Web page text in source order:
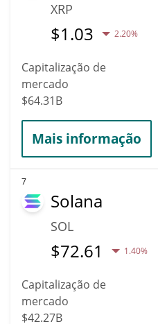
XRP
$1.03 2.20%
Capitalização de
mercado
$64.31B
Mais informação
7
Solana
SOL
$72.61 1.40%
Capitalização de
mercado
$42.27B